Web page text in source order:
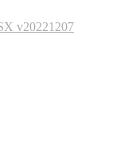
v20221207